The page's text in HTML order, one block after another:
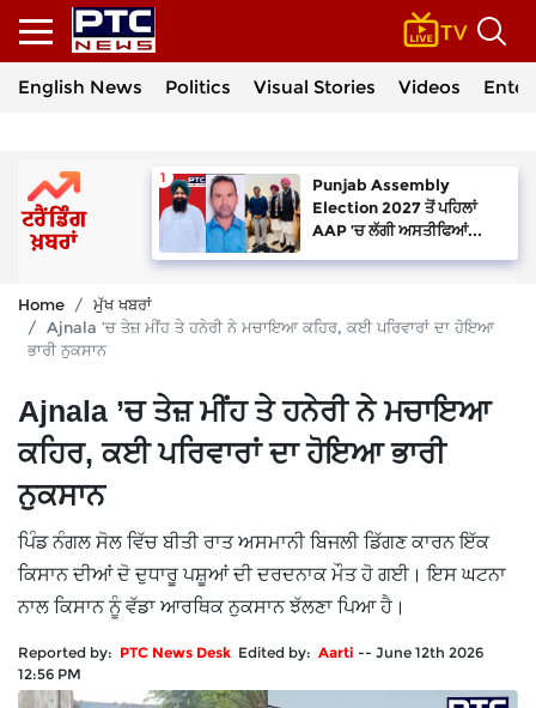
English News Politics Visual Stories Videos
Punjab Assembly
Election 2027 ਤੋਂ ਪਹਿਲਾਂ
AAP ’ਚ ਲੱਗੀ ਅਸਤੀਫਿਆਂ...
Home
ਮੁੱਖ ਖਬਰਾਂ
Ajnala ’ਚ ਤੇਜ਼ ਮੀਂਹ ਤੇ ਹਨੇਰੀ ਨੇ ਮਚਾਇਆ ਕਹਿਰ, ਕਈ ਪਰਿਵਾਰਾਂ ਦਾ ਹੋਇਆ
ਭਾਰੀ ਨੁਕਸਾਨ
Ajnala ’ਚ ਤੇਜ਼ ਮੀਂਹ ਤੇ ਹਨੇਰੀ ਨੇ ਮਚਾਇਆ
ਕਹਿਰ, ਕਈ ਪਰਿਵਾਰਾਂ ਦਾ ਹੋਇਆ ਭਾਰੀ
ਨੁਕਸਾਨ
ਪਿੰਡ ਨੰਗਲ ਸੋਲ ਵਿੱਚ ਬੀਤੀ ਰਾਤ ਅਸਮਾਨੀ ਬਿਜਲੀ ਡਿੱਗਣ ਕਾਰਨ ਇੱਕ
ਕਿਸਾਨ ਦੀਆਂ ਦੋ ਦੁਧਾਰੂ ਪਸ਼ੂਆਂ ਦੀ ਦਰਦਨਾਕ ਮੌਤ ਹੋ ਗਈ। ਇਸ ਘਟਨਾ
ਨਾਲ ਕਿਸਾਨ ਨੂੰ ਵੱਡਾ ਆਰਥਿਕ ਨੁਕਸਾਨ ਝੱਲਣਾ ਪਿਆ ਹੈ।
Reported by: PTC News Desk Edited by: Aarti -- June 12th 2026
12:56 PM